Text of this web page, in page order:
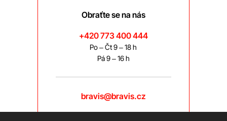
Obraťte se na nás
+420 773 400 444
Po – Čt 9 – 18 h
Pá 9 – 16 h
bravis@bravis.cz